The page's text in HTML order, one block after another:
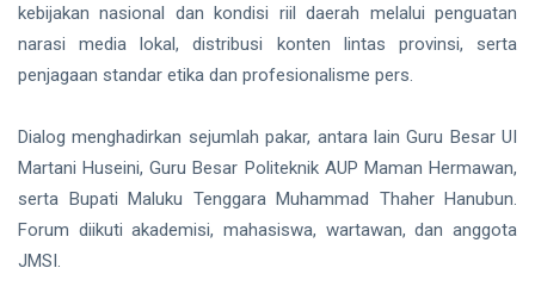
PSSI
kebijakan nasional dan kondisi riil daerah melalui penguatan
narasi media lokal, distribusi konten lintas provinsi, serta
penjagaan standar etika dan profesionalisme pers.
Dialog menghadirkan sejumlah pakar, antara lain Guru Besar UI
Martani Huseini, Guru Besar Politeknik AUP Maman Hermawan,
serta Bupati Maluku Tenggara Muhammad Thaher Hanubun.
Forum diikuti akademisi, mahasiswa, wartawan, dan anggota
JMSI.